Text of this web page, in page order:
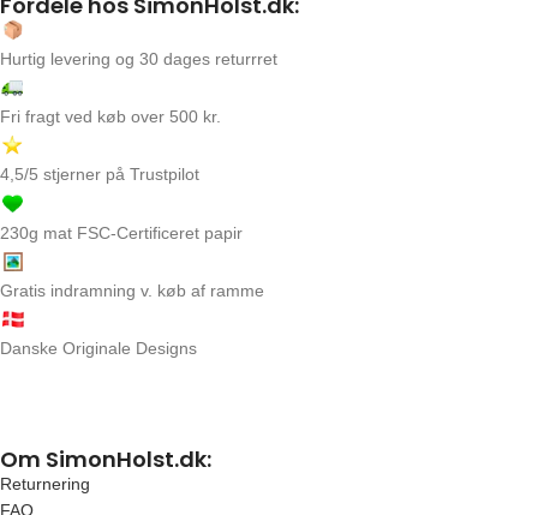
Hurtig levering og 30 dages returrret
Fri fragt ved køb over 500 kr.
4,5/5 stjerner på Trustpilot
230g mat FSC-Certificeret papir
Gratis indramning v. køb af ramme
Danske Originale Designs
Om SimonHolst.dk:
Returnering
FAQ